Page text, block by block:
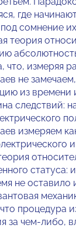
где
сомнение
теория
что, измеряя
не
из времени
следствий:
измеряем
статуса:
не оставило
что процедура
за чем-либо,